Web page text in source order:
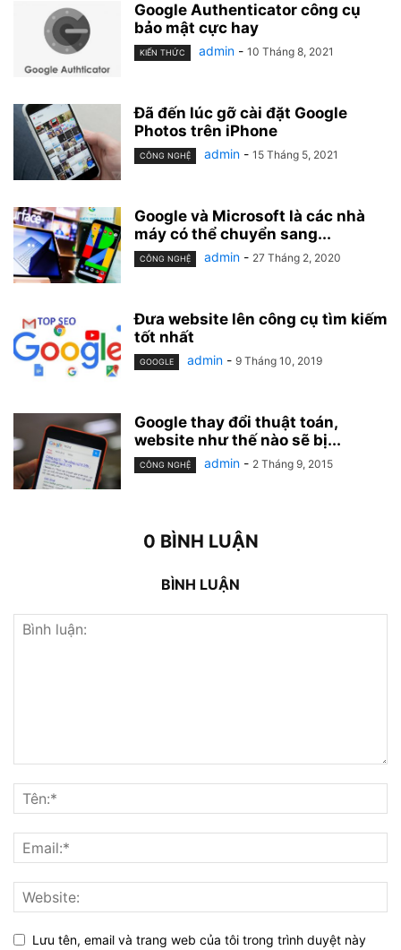
Google Authenticator công cụ
bảo mật cực hay
KIẾN THỨC admin - 10 Tháng 8, 2021
Đã đến lúc gỡ cài đặt Google
Photos trên iPhone
CÔNG NGHỆ admin - 15 Tháng 5, 2021
Google và Microsoft là các nhà
máy có thể chuyển sang...
CÔNG NGHỆ admin - 27 Tháng 2, 2020
Đưa website lên công cụ tìm kiếm
tốt nhất
GOOGLE admin - 9 Tháng 10, 2019
Google thay đổi thuật toán,
website như thế nào sẽ bị...
CÔNG NGHỆ admin - 2 Tháng 9, 2015
0 BÌNH LUẬN
BÌNH LUẬN
Lưu tên, email và trang web của tôi trong trình duyệt này